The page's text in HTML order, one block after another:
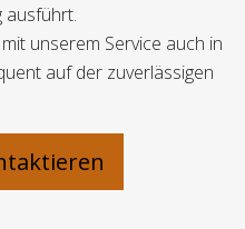
ausführt.
unserem Service auch in
auf der zuverlässigen